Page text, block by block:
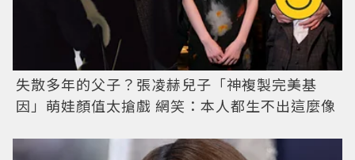
失散多年的父子？張凌赫兒子「神複製完美基
因」萌娃顏值太搶戲 網笑：本人都生不出這麼像